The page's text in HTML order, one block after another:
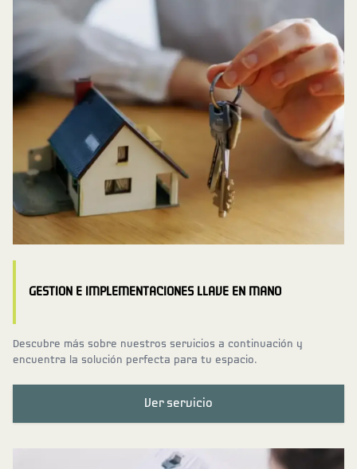
GESTION E IMPLEMENTACIONES LLAVE EN MANO
Descubre más sobre nuestros servicios a continuación y
encuentra la solución perfecta para tu espacio.
Ver servicio